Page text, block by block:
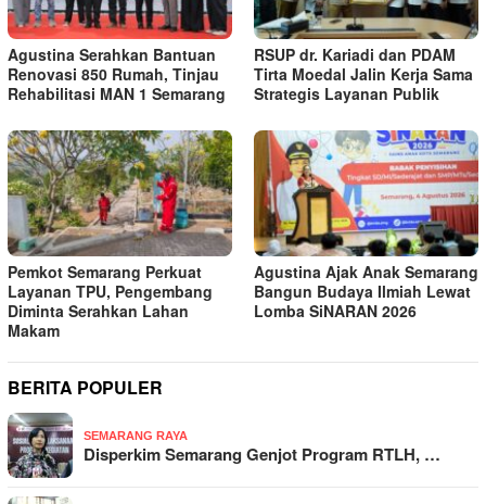
Agustina Serahkan Bantuan
Renovasi 850 Rumah, Tinjau
Rehabilitasi MAN 1 Semarang
RSUP dr. Kariadi dan PDAM
Tirta Moedal Jalin Kerja Sama
Strategis Layanan Publik
Pemkot Semarang Perkuat
Layanan TPU, Pengembang
Diminta Serahkan Lahan
Makam
Agustina Ajak Anak Semarang
Bangun Budaya Ilmiah Lewat
Lomba SiNARAN 2026
BERITA POPULER
SEMARANG RAYA
Disperkim Semarang Genjot Program RTLH, …